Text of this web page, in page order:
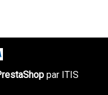
par ITIS